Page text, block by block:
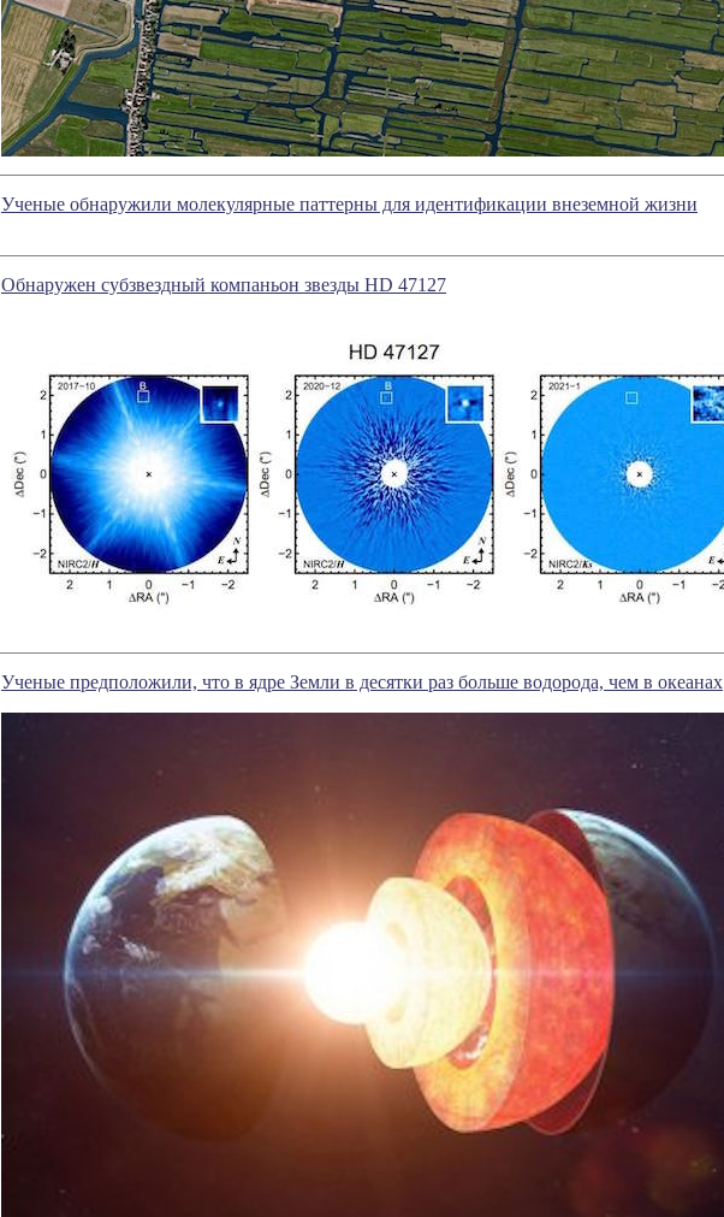
Ученые обнаружили молекулярные паттерны для идентификации внеземной жизни
Обнаружен субзвездный компаньон звезды HD 47127
Ученые предположили, что в ядре Земли в десятки раз больше водорода, чем в океанах